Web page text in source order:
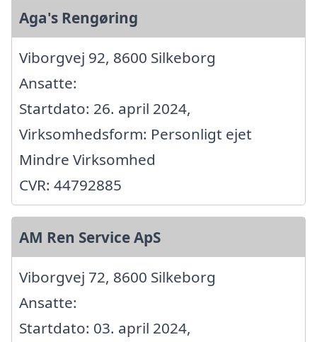
Aga's Rengøring
Viborgvej 92, 8600 Silkeborg
Ansatte:
Startdato: 26. april 2024,
Virksomhedsform: Personligt ejet
Mindre Virksomhed
CVR: 44792885
AM Ren Service ApS
Viborgvej 72, 8600 Silkeborg
Ansatte:
Startdato: 03. april 2024,